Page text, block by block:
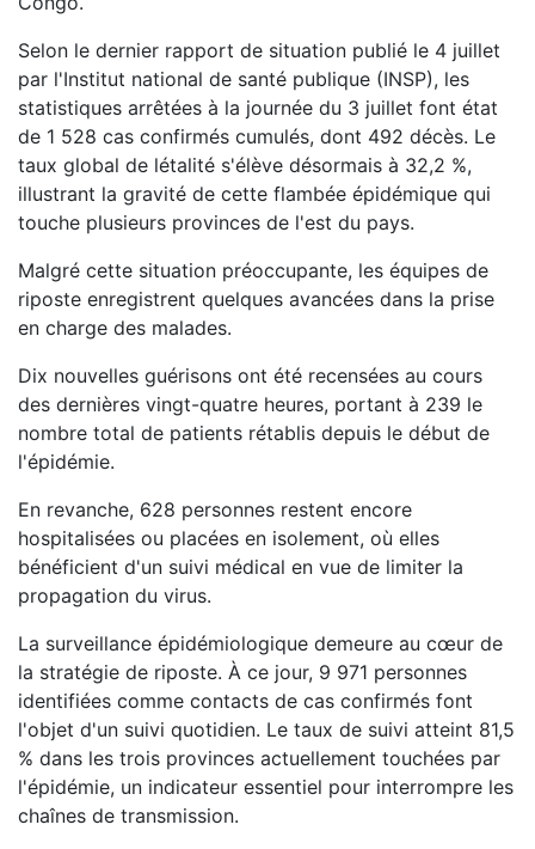
Selon le dernier rapport de situation publié le 4 juillet
par l'Institut national de santé publique (INSP), les
statistiques arrêtées à la journée du 3 juillet font état
de 1 528 cas confirmés cumulés, dont 492 décès. Le
taux global de létalité s'élève désormais à 32,2 %,
illustrant la gravité de cette flambée épidémique qui
touche plusieurs provinces de l'est du pays.
Malgré cette situation préoccupante, les équipes de
riposte enregistrent quelques avancées dans la prise
en charge des malades.
Dix nouvelles guérisons ont été recensées au cours
des dernières vingt-quatre heures, portant à 239 le
nombre total de patients rétablis depuis le début de
l'épidémie.
En revanche, 628 personnes restent encore
hospitalisées ou placées en isolement, où elles
bénéficient d'un suivi médical en vue de limiter la
propagation du virus.
La surveillance épidémiologique demeure au cœur de
la stratégie de riposte. À ce jour, 9 971 personnes
identifiées comme contacts de cas confirmés font
l'objet d'un suivi quotidien. Le taux de suivi atteint 81,5
% dans les trois provinces actuellement touchées par
l'épidémie, un indicateur essentiel pour interrompre les
chaînes de transmission.